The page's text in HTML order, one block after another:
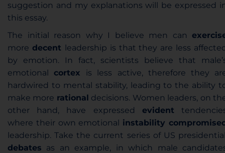
suggestion and my explanations will be expressed
this essay.
The initial reason why I believe men can
more decent leadership is that they are less
by emotion. In fact, scientists believe that
emotional cortex is less active, therefore they
hardwired to mental stability, leading to the ability
make more rational decisions. Women leaders, on
other hand, have expressed evident
where their own emotional instability
leadership. Take the current series of US
debates as an example, in which male